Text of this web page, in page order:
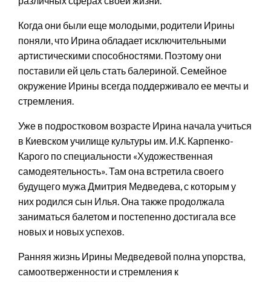
Когда они были еще молодыми, родители Ирины
поняли, что Ирина обладает исключительными
артистическими способностями. Поэтому они
поставили ей цель стать балериной. Семейное
окружение Ирины всегда поддерживало ее мечты и
стремления.
Уже в подростковом возрасте Ирина начала учиться
в Киевском училище культуры им. И.К. Карпенко-
Карого по специальности «Художественная
самодеятельность». Там она встретила своего
будущего мужа Дмитрия Медведева, с которым у
них родился сын Илья. Она также продолжала
заниматься балетом и постепенно достигала все
новых и новых успехов.
Ранняя жизнь Ирины Медведевой полна упорства,
самоотверженности и стремления к